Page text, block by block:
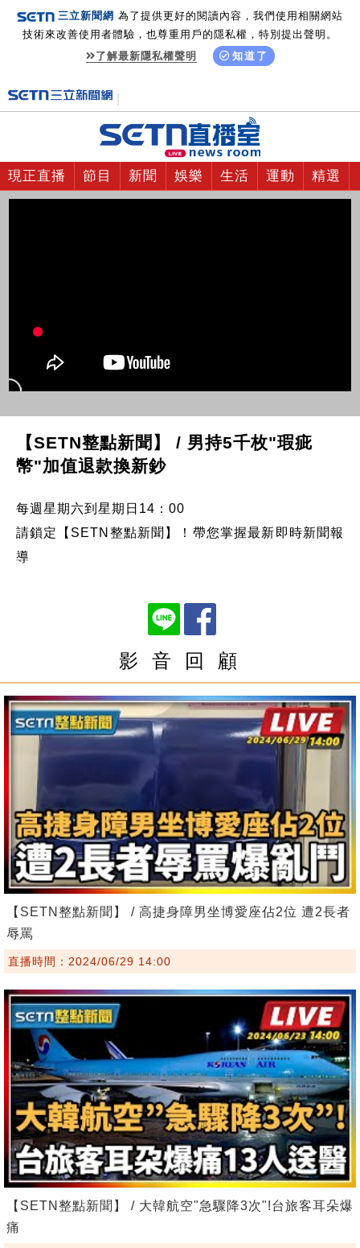
三立新聞網 為了提供更好的閱讀內容，我們使用相關網站
技術來改善使用者體驗，也尊重用戶的隱私權，特別提出聲明。
了解最新隱私權聲明
知道了
現正直播 節目 新聞 娛樂 生活 運動 精選
【SETN整點新聞】 / 男持5千枚"瑕疵
幣"加值退款換新鈔
每週星期六到星期日14：00
請鎖定【SETN整點新聞】！帶您掌握最新即時新聞報
導
影 音 回 顧
【SETN整點新聞】 / 高捷身障男坐博愛座佔2位 遭2長者
辱罵
直播時間：2024/06/29 14:00
【SETN整點新聞】 / 大韓航空"急驟降3次"!台旅客耳朵爆
痛